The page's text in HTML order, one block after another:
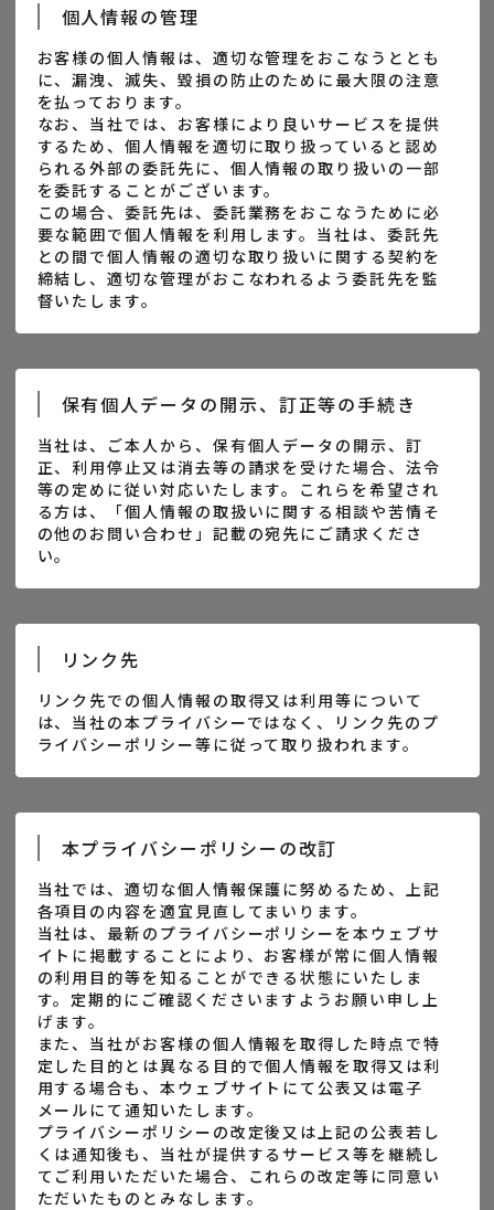
個人情報の管理
お客様の個人情報は、適切な管理をおこなうととも
に、漏洩、滅失、毀損の防止のために最大限の注意
を払っております。
なお、当社では、お客様により良いサービスを提供
するため、個人情報を適切に取り扱っていると認め
られる外部の委託先に、個人情報の取り扱いの一部
を委託することがございます。
この場合、委託先は、委託業務をおこなうために必
要な範囲で個人情報を利用します。当社は、委託先
との間で個人情報の適切な取り扱いに関する契約を
締結し、適切な管理がおこなわれるよう委託先を監
督いたします。
保有個人データの開示、訂正等の手続き
当社は、ご本人から、保有個人データの開示、訂
正、利用停止又は消去等の請求を受けた場合、法令
等の定めに従い対応いたします。これらを希望され
る方は、「個人情報の取扱いに関する相談や苦情そ
の他のお問い合わせ」記載の宛先にご請求くださ
い。
リンク先
リンク先での個人情報の取得又は利用等について
は、当社の本プライバシーではなく、リンク先のプ
ライバシーポリシー等に従って取り扱われます。
本プライバシーポリシーの改訂
当社では、適切な個人情報保護に努めるため、上記
各項目の内容を適宜見直してまいります。
当社は、最新のプライバシーポリシーを本ウェブサ
イトに掲載することにより、お客様が常に個人情報
の利用目的等を知ることができる状態にいたしま
す。定期的にご確認くださいますようお願い申し上
げます。
また、当社がお客様の個人情報を取得した時点で特
定した目的とは異なる目的で個人情報を取得又は利
用する場合も、本ウェブサイトにて公表又は電子
メールにて通知いたします。
プライバシーポリシーの改定後又は上記の公表若し
くは通知後も、当社が提供するサービス等を継続し
てご利用いただいた場合、これらの改定等に同意い
ただいたものとみなします。